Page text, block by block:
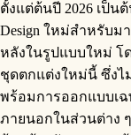
ตั้งแต่ต้นปี 2026 เป็น
Design ใหม่สำหรับ
หลังในรูปแบบใหม่ โ
ชุดตกแต่งใหม่นี้ ซึ่งไ
พร้อมการออกแบบเ
ภายนอกในส่วนต่าง